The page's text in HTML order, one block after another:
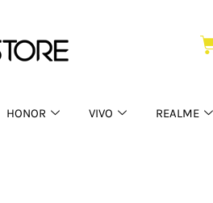
HONOR VIVO REALME